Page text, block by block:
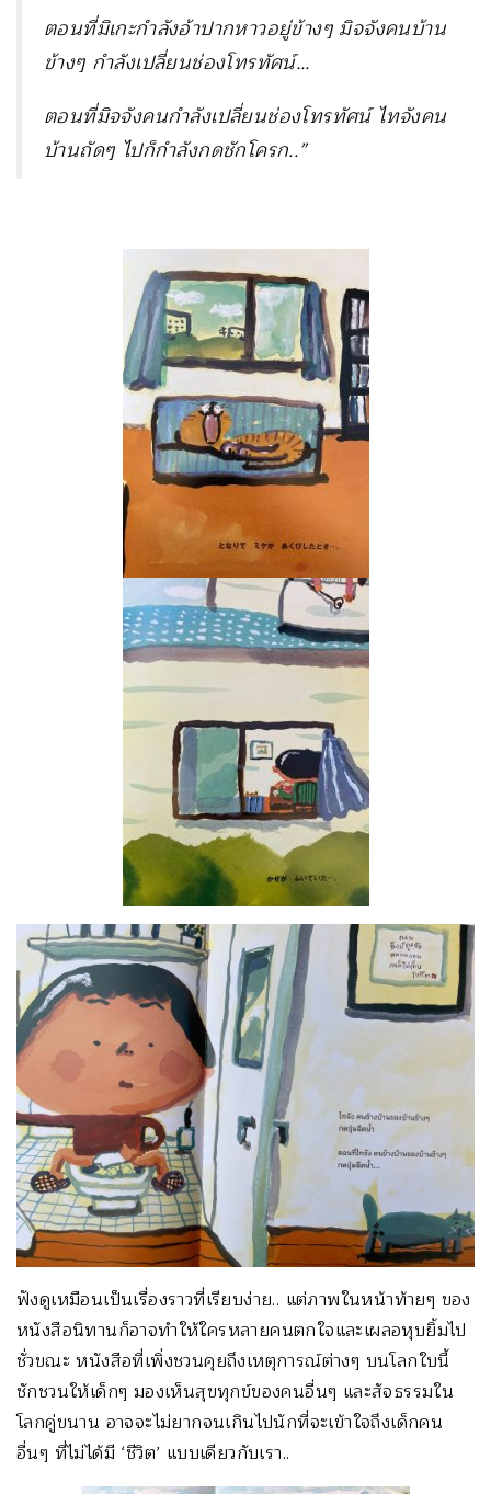
ตอนที่มิเกะกำลังอ้าปากหาวอยู่ข้างๆ มิจจังคนบ้าน
ข้างๆ กำลังเปลี่ยนช่องโทรทัศน์…
ตอนที่มิจจังคนกำลังเปลี่ยนช่องโทรทัศน์ ไทจังคน
บ้านถัดๆ ไปก็กำลังกดชักโครก..”
ฟังดูเหมือนเป็นเรื่องราวที่เรียบง่าย.. แต่ภาพในหน้าท้ายๆ ของ
หนังสือนิทานก็อาจทำให้ใครหลายคนตกใจและเผลอหุบยิ้มไป
ชั่วขณะ หนังสือที่เพิ่งชวนคุยถึงเหตุการณ์ต่างๆ บนโลกใบนี้
ชักชวนให้เด็กๆ มองเห็นสุขทุกข์ของคนอื่นๆ และสัจธรรมใน
โลกคู่ขนาน อาจจะไม่ยากจนเกินไปนักที่จะเข้าใจถึงเด็กคน
อื่นๆ ที่ไม่ได้มี ‘ชีวิต’ แบบเดียวกับเรา..